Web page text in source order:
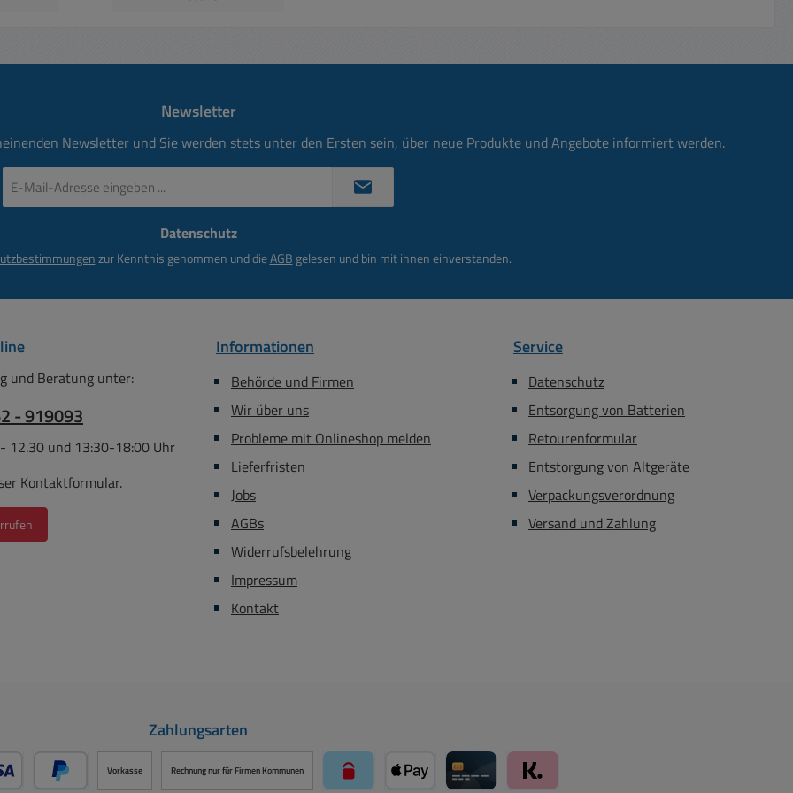
andere
siehe
siehe (Zubehör-Register)
Newsletter
Newsletter und Sie werden stets unter den Ersten sein, über neue Produkte und Angebote informiert werden.
Mail-
Datenschutz
zur Kenntnis genommen und dieAGB gelesen und bin mit ihnen einverstanden.
und Beratung unter:
- 919093
12.30 und 13:30-18:00 Uhr
Kontaktformular.
Informationen
Behörde und Firmen
Wir über uns
Probleme mit Onlineshop melden
Lieferfristen
Jobs
AGBs
Widerrufsbelehrung
Impressum
Kontakt
Service
Datenschutz
Entsorgung von Batterien
Retourenformular
Entstorgung von Altgeräte
Verpackungsverordnung
Versand und Zahlung
Zahlungsarten
Vorkasse Rechnung nur für Firmen Kommunen